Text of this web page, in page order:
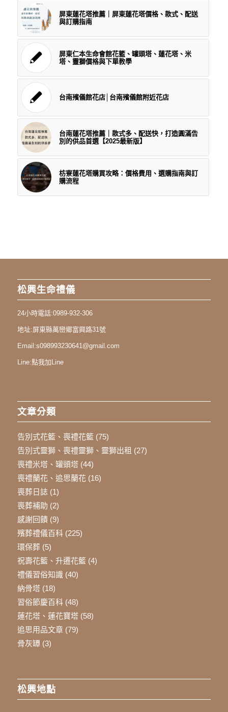
屏東蓮花塔推薦｜屏東蓮花塔價格、款式、配送
與訂購指南
屏東仁本生命會館花籃、罐頭塔、蓮花塔、米
塔、靈獅價格與下單教學
台南殯儀館花店│台南殯儀館附近花店
台南蓮花塔推薦｜款式多、配送快，打造圓滿告
別的供品首選【2025最新版】
枋寮蓮花塔購買攻略：價格費用、選購指南與訂
購流程
松興生命禮儀
24小時電話:0989-932-306
地址:屏東縣萬巒鄉富興路31號
Email:s098993230641@gmail.com
Line:點我加Line
文章分類
告別式花籃、喪禮花籃(75)
告別式靈獅、喪禮靈獅、靈獅出租 (27)
喪禮米塔、罐頭塔(44)
喪禮蘭花、追思蘭花(16)
喪葬日誌(1)
喪葬補助 (2)
感謝回饋(9)
殯葬禮儀百科(225)
環保葬(5)
祝壽花籃、升遷花籃(4)
禮儀習俗知識(40)
納骨塔(18)
習俗節慶百科(48)
蓮花塔、蓮花寶塔(58)
追思用品文章(79)
骨灰罈(3)
松興地點